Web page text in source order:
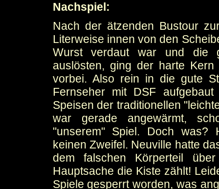
Nachspiel:
Nach der ätzenden Bustour
Literweise innen von den
Wurst verdaut war und die
auslösten, ging der harte
vorbei. Also rein in die gute
Fernseher mit DSF
Speisen der traditionellen
war gerade angewärmt,
"unserem" Spiel. Doch was?
keinen Zweifel. Neuville hatte
dem falschen Körperteil
Hauptsache die Kiste zählt!
Spiele gesperrt worden, was